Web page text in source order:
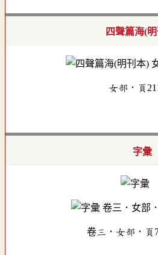
四聲篇海(
女部．頁
字彙
卷三．女部．頁